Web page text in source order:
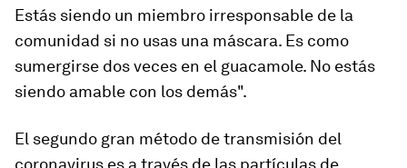
Estás siendo un miembro irresponsable de la
comunidad si no usas una máscara. Es como
sumergirse dos veces en el guacamole. No estás
siendo amable con los demás".
El segundo gran método de transmisión del
coronavirus es a través de las partículas de